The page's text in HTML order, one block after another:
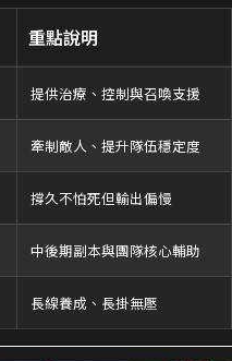
重點說明
提供治療、控制與召喚支援
牽制敵人、提升隊伍穩定度
撐久不怕死但輸出偏慢
中後期副本與團隊核心輔助
長線養成、長掛無壓